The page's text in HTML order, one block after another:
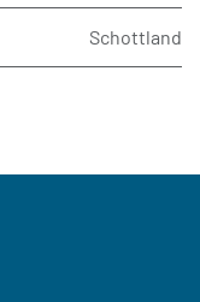
Schottland